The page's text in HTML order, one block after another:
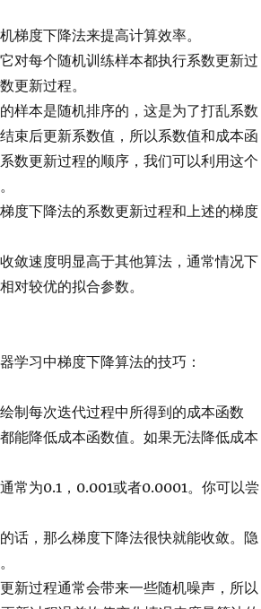
梯度下降法来提高计算效率。
对每个随机训练样本都执行系数更新过
更新过程。
样本是随机排序的，这是为了打乱系数
束后更新系数值，所以系数值和成本函
数更新过程的顺序，我们可以利用这个
度下降法的系数更新过程和上述的梯度
敛速度明显高于其他算法，通常情况下
对较优的拟合参数。
学习中梯度下降算法的技巧：
制每次迭代过程中所得到的成本函数
能降低成本函数值。如果无法降低成本
常为0.1，0.001或者0.0001。你可以尝
话，那么梯度下降法很快就能收敛。隐
新过程通常会带来一些随机噪声，所以